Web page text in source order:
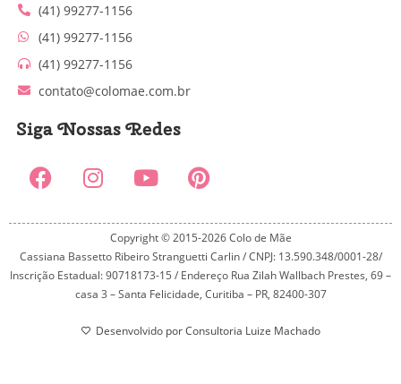
(41) 99277-1156
(41) 99277-1156
(41) 99277-1156
contato@colomae.com.br
Siga Nossas Redes
Copyright © 2015-2026 Colo de Mãe
Cassiana Bassetto Ribeiro Stranguetti Carlin / CNPJ: 13.590.348/0001-28/
Inscrição Estadual: 90718173-15 / Endereço Rua Zilah Wallbach Prestes, 69 –
casa 3 – Santa Felicidade, Curitiba – PR, 82400-307
Desenvolvido por Consultoria Luize Machado